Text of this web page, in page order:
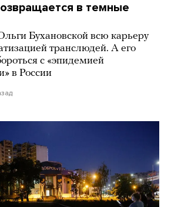
в темные
Бухановской всю карьеру
транслюдей. А его
с «эпидемией
в России